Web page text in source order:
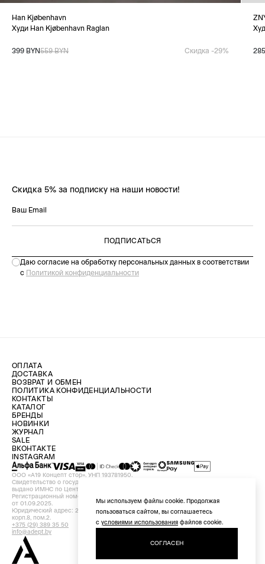
Han Kjøbenhavn
Худи Han Kjøbenhavn Raglan
399 BYN559 BYN Скидка -29%
Скидка 5% за подписку на наши новости!
ПОДПИСАТЬСЯ
Даю согласие на обработку персональных данных в соответствии
с Политикой конфиденциальности
ООО «А19 Концепт стор». УНП 193781950.
Свидетельство о государственной регистрации №193781950 от 09.08.2024,
выдано ИМНС по Центральному району г. Минска.
Регистрационный номер в Торговом реестре Республики Беларусь №756898
от 01.09.2025.
Юридический адрес: 220029, Республика Беларусь, г. Минск, ул. Красная, д.7,
корп.8, пом.2.
+375 (29) 389 35 50
info@adept.by
ОПЛАТА
ДОСТАВКА
ВОЗВРАТ И ОБМЕН
ПОЛИТИКА КОНФИДЕНЦИАЛЬНОСТИ
КОНТАКТЫ
ВКОНТАКТЕ
INSTAGRAM
КАТАЛОГ
БРЕНДЫ
НОВИНКИ
ЖУРНАЛ
SALE
Мы используем файлы cookie. Продолжая
пользоваться сайтом, вы соглашаетесь
с условиями использования файлов cookie.
СОГЛАСЕН